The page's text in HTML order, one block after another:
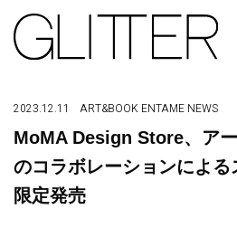
2023.12.11 ART&BOOK ENTAME NEWS
MoMA Design Store、ア
のコラボレーションによる
限定発売